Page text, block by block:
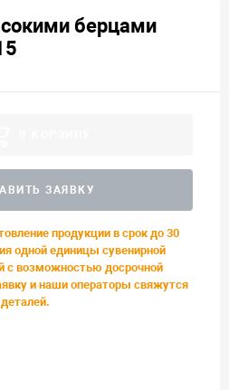
берцами
ЗАЯВКУ
продукции в срок до 30
одной единицы сувенирной
с возможностью досрочной
и наши операторы свяжутся